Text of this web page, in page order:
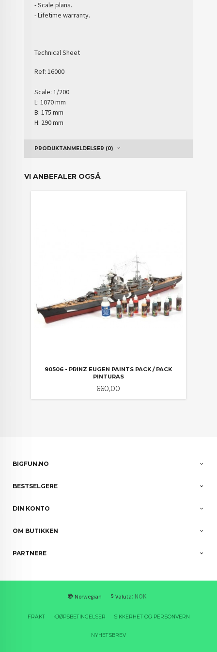
- Scaleplans.
- Lifetimewarranty.
Technical Sheet
Ref: 16000
Scale: 1/200
L: 1070 mm
B: 175 mm
H: 290 mm
PRODUKTANMELDELSER (0)
VI ANBEFALER OGSÅ
90506 - PRINZ EUGEN PAINTS PACK / PACK
PINTURAS
Pris
660,00
BIGFUN.NO
BESTSELGERE
DIN KONTO
OM BUTIKKEN
PARTNERE
Norwegian Valuta: NOK
FRAKT KJØPSBETINGELSER SIKKERHET OG PERSONVERN
NYHETSBREV